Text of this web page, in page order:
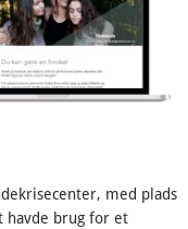
med plads
havde brug for et